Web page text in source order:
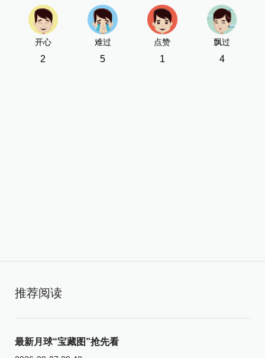
开心
2
难过
5
点赞
1
飘过
4
推荐阅读
最新月球“宝藏图”抢先看